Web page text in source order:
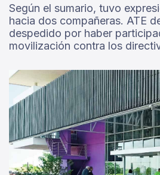
Según el sumario, tuvo
hacia dos compañeras. ATE
despedido por haber
movilización contra los